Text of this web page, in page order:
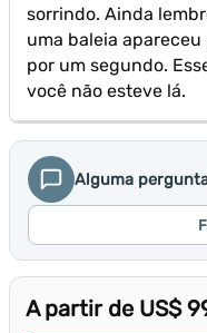
sorrindo. Ainda
uma baleia
por um segundo.
você não esteve lá.
Alguma
A partir de US$